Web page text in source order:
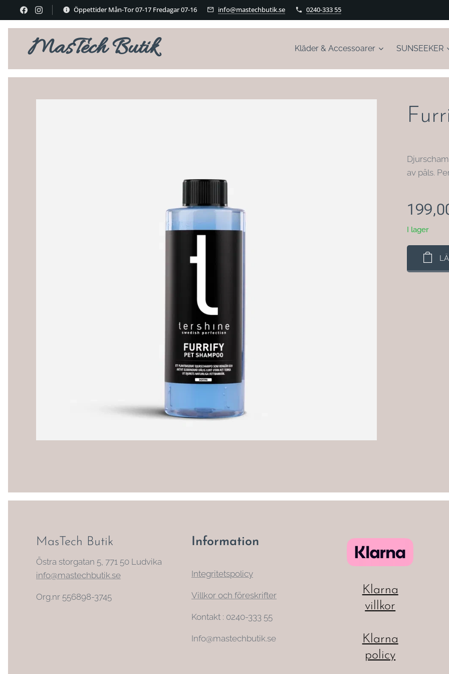
Öppettider Mån-Tor 07-17 Fredagar 07-16 info@mastechbutik.se 0240-333 55
MasTech Butik Kläder & Accessoarer SUNSEEKER
av päls.
I lager
MasTech Butik
Östra storgatan 5, 771 50 Ludvika
info@mastechbutik.se
Org.nr 556898-3745
Information
Integritetspolicy
Villkor och föreskrifter
Kontakt : 0240-333 55
Info@mastechbutik.se
Klarna
villkor
Klarna
policy